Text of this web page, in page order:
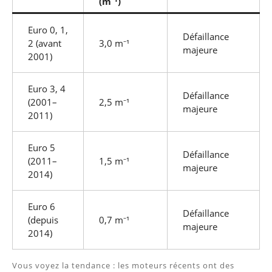
Euro 0, 1,
2 (avant
2001)
3,0 m⁻¹
Défaillance
majeure
Euro 3, 4
(2001–
2011)
2,5 m⁻¹
Défaillance
majeure
Euro 5
(2011–
2014)
1,5 m⁻¹
Défaillance
majeure
Euro 6
(depuis
2014)
0,7 m⁻¹
Défaillance
majeure
Vous voyez la tendance : les moteurs récents ont des